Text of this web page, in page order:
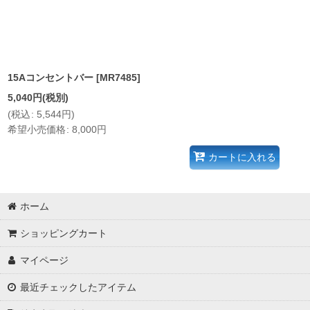
15Aコンセントバー [MR7485]
5,040円(税別)
(税込: 5,544円)
希望小売価格: 8,000円
カートに入れる
ホーム
ショッピングカート
マイページ
最近チェックしたアイテム